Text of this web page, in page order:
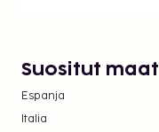
Suositut maat
Espanja
Italia